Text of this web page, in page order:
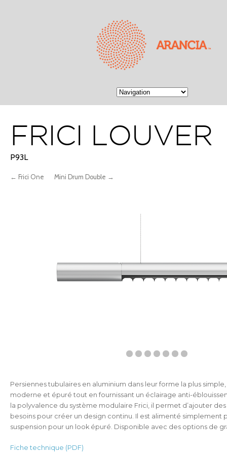
FRICI LOUVER
P93L
← Frici One Mini Drum Double →
Persiennes tubulaires en aluminium dans leur forme la plus
moderne et épuré tout en fournissant un éclairage anti-
la polyvalence du système modulaire Frici, il permet d’ajouter
besoins pour créer un design continu. Il est alimenté simplement
suspension pour un look épuré. Disponible avec des options de
Fiche technique (PDF)